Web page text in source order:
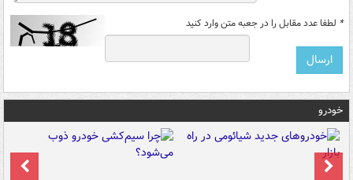
* لطفا عدد مقابل را در جعبه متن وارد کنید
خودرو